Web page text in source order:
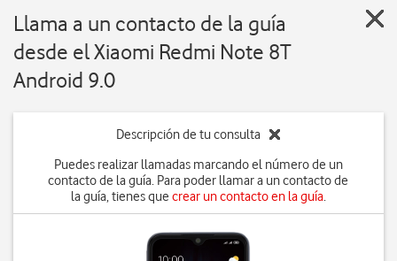
Llama a un contacto de la guía
desde el Xiaomi Redmi Note 8T
Android 9.0
Descripción de tu consulta
Puedes realizar llamadas marcando el número de un
contacto de la guía. Para poder llamar a un contacto de
la guía, tienes que crear un contacto en la guía.